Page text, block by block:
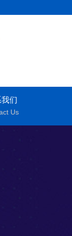
们
Us